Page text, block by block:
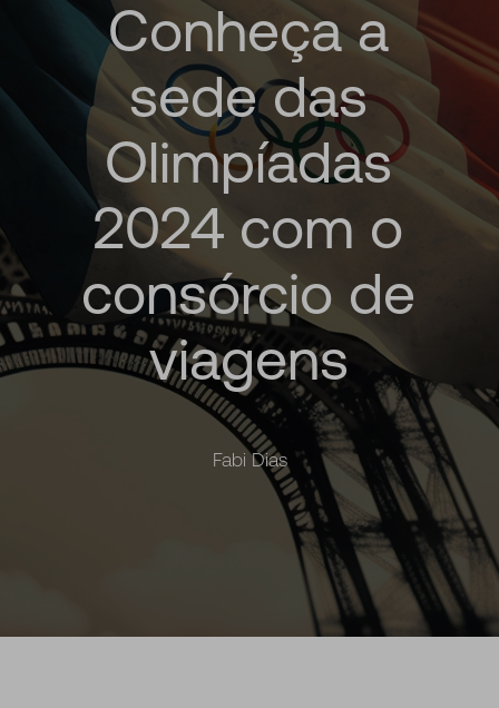
Conheça a
sede das
Olimpíadas
2024 com o
consórcio de
viagens
Fabi Dias